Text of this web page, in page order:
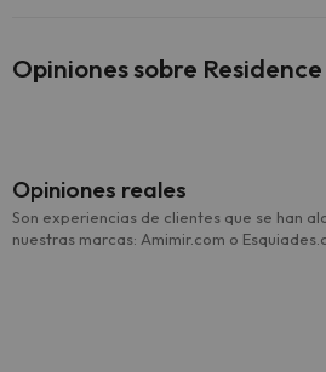
Opiniones sobre
Opiniones reales
Son experiencias de clientes que se han
nuestras marcas: Amimir.com o